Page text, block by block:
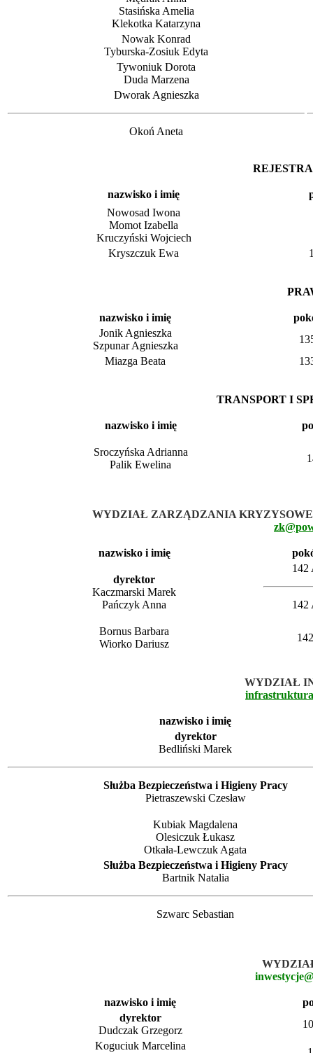
Stasińska Amelia
Klekotka Katarzyna
Nowak Konrad
Tyburska-Zosiuk Edyta
Tywoniuk Dorota
Duda Marzena
Dworak Agnieszka
Okoń Aneta
nazwisko i imię
Nowosad Iwona
Momot Izabella
Kruczyński Wojciech
Kryszczuk Ewa
nazwisko i imię
Jonik Agnieszka
Szpunar Agnieszka
Miazga Beata
TRANSPORT I
nazwisko i imię
Sroczyńska Adrianna
Palik Ewelina
WYDZIAŁ ZARZĄDZANIA
nazwisko i imię
dyrektor
Kaczmarski Marek
Pańczyk Anna
142
142
Bornus Barbara
Wiorko Dariusz
142
WYDZIAŁ
nazwisko i imię
dyrektor
Bedliński Marek
Służba Bezpieczeństwa i Higieny Pracy
Pietraszewski Czesław
Kubiak Magdalena
Olesiczuk Łukasz
Otkała-Lewczuk Agata
Służba Bezpieczeństwa i Higieny Pracy
Bartnik Natalia
Szwarc Sebastian
nazwisko i imię
dyrektor
Dudczak Grzegorz
Koguciuk Marcelina